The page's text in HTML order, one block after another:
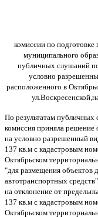
комиссии по подготовке
муниципального
публичных слушаний
условно
расположенного в
По результатам публичных
комиссия приняла решение
на условно разрешенный
137 кв.м с кадастровым
Октябрьском
"для размещения объектов
автотранспортных
на отклонение от
137 кв.м с кадастровым
Октябрьском